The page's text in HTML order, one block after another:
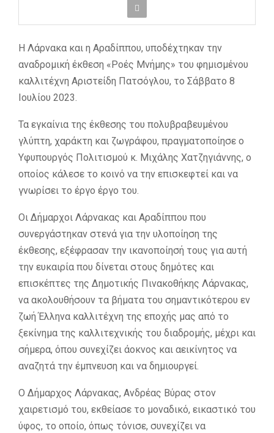
Η Λάρνακα και η Αραδίππου, υποδέχτηκαν την
αναδρομική έκθεση «Ροές Μνήμης» του φημισμένου
καλλιτέχνη Αριστείδη Πατσόγλου, το Σάββατο 8
Ιουλίου 2023.
Τα εγκαίνια της έκθεσης του πολυβραβευμένου
γλύπτη, χαράκτη και ζωγράφου, πραγματοποίησε ο
Υφυπουργός Πολιτισµού κ. Μιχάλης Χατζηγιάννης, ο
οποίος κάλεσε το κοινό να την επισκεφτεί και να
γνωρίσει το έργο έργο του.
Οι Δήμαρχοι Λάρνακας και Αραδίππου που
συνεργάστηκαν στενά για την υλοποίηση της
έκθεσης, εξέφρασαν την ικανοποίησή τους για αυτή
την ευκαιρία που δίνεται στους δημότες και
επισκέπτες της Δημοτικής Πινακοθήκης Λάρνακας,
να ακολουθήσουν τα βήματα του σημαντικότερου εν
ζωή Έλληνα καλλιτέχνη της εποχής μας από το
ξεκίνημα της καλλιτεχνικής του διαδρομής, μέχρι και
σήμερα, όπου συνεχίζει άοκνος και αεικίνητος να
αναζητά την έμπνευση και να δημιουργεί.
Ο Δήμαρχος Λάρνακας, Ανδρέας Βύρας στον
χαιρετισμό του, εκθείασε το μοναδικό, εικαστικό του
ύφος, το οποίο, όπως τόνισε, συνεχίζει να